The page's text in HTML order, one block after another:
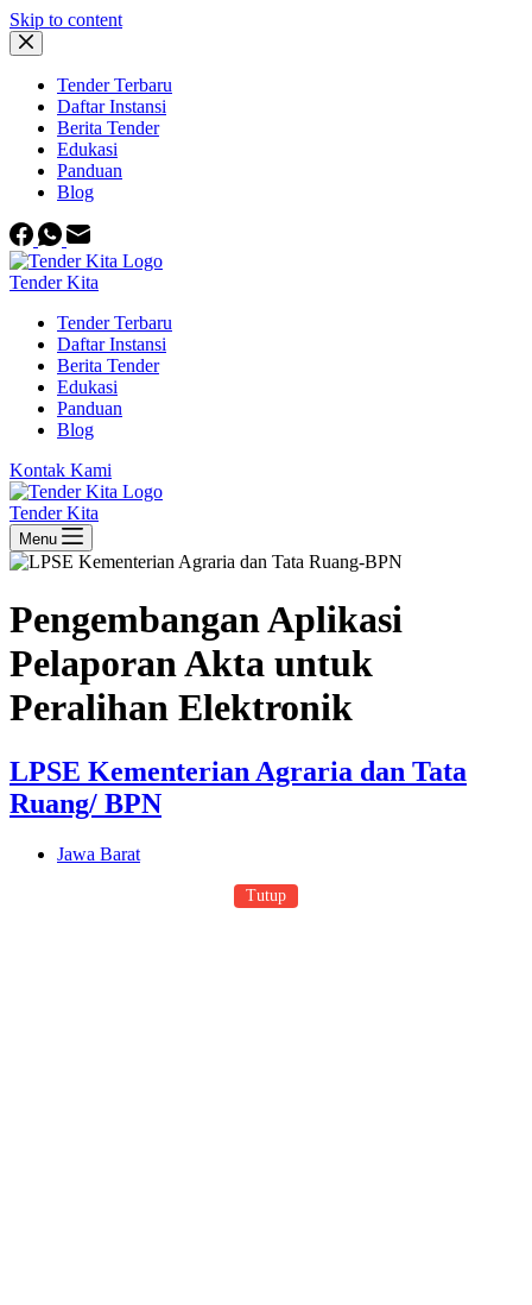
Skip to content
Tender Terbaru
Daftar Instansi
Berita Tender
Edukasi
Panduan
Blog
Tender Kita
Tender Terbaru
Daftar Instansi
Berita Tender
Edukasi
Panduan
Blog
Kontak Kami
Tender Kita
Menu
Pengembangan Aplikasi
Pelaporan Akta untuk
Peralihan Elektronik
LPSE Kementerian Agraria dan Tata
Ruang/ BPN
Jawa Barat
Tutup